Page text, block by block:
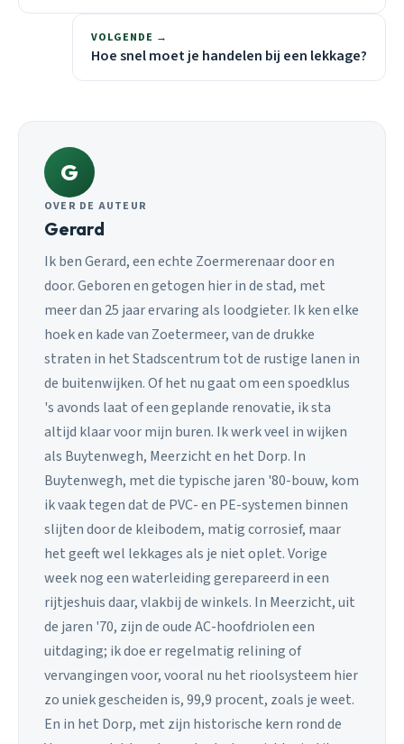
VOLGENDE →
Hoe snel moet je handelen bij een lekkage?
G
OVER DE AUTEUR
Gerard
Ik ben Gerard, een echte Zoermerenaar door en
door. Geboren en getogen hier in de stad, met
meer dan 25 jaar ervaring als loodgieter. Ik ken elke
hoek en kade van Zoetermeer, van de drukke
straten in het Stadscentrum tot de rustige lanen in
de buitenwijken. Of het nu gaat om een spoedklus
's avonds laat of een geplande renovatie, ik sta
altijd klaar voor mijn buren. Ik werk veel in wijken
als Buytenwegh, Meerzicht en het Dorp. In
Buytenwegh, met die typische jaren '80-bouw, kom
ik vaak tegen dat de PVC- en PE-systemen binnen
slijten door de kleibodem, matig corrosief, maar
het geeft wel lekkages als je niet oplet. Vorige
week nog een waterleiding gerepareerd in een
rijtjeshuis daar, vlakbij de winkels. In Meerzicht, uit
de jaren '70, zijn de oude AC-hoofdriolen een
uitdaging; ik doe er regelmatig relining of
vervangingen voor, vooral nu het rioolsysteem hier
zo uniek gescheiden is, 99,9 procent, zoals je weet.
En in het Dorp, met zijn historische kern rond de